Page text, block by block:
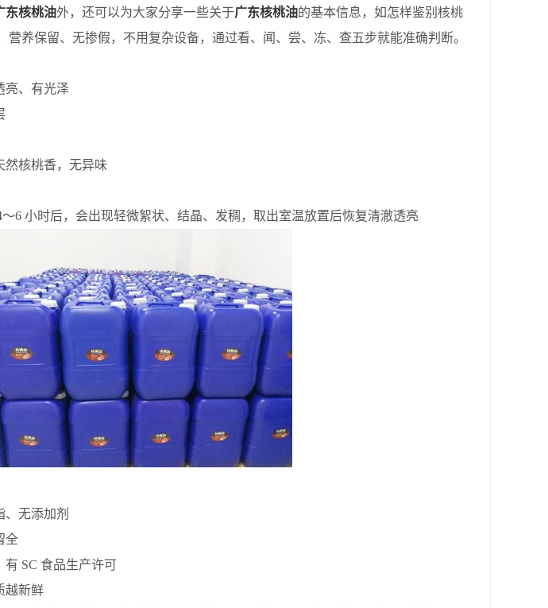
东核桃油外，还可以为大家分享一些关于广东核桃油的基本信息，如怎样鉴别核桃
养保留、无掺假，不用复杂设备，通过看、闻、尝、冻、查五步就能准确判断。
、有光泽
然核桃香，无异味
小时后，会出现轻微絮状、结晶、发稠，取出室温放置后恢复清澈透亮
无添加剂
全
SC 食品生产许可
越新鲜